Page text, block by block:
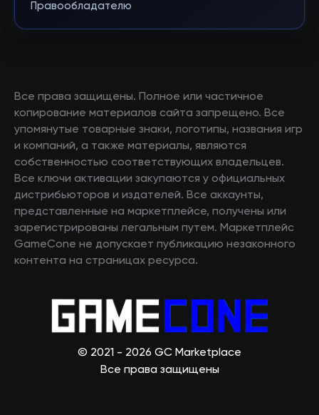
Правообладателю
Все права защищены. Полное или частичное
копирование материалов сайта запрещено. Все
упомянутые товарные знаки, логотипы, названия игр
и компаний, а также материалы, являются
собственностью соответствующих владельцев.
Все ключи активации закупаются у официальных
дистрибьюторов и издателей. Все аккаунты,
представленные на маркетплейсе, получены или
зарегистрированы легальным путем. Маркетплейс
GameCone не допускает публикацию незаконного
контента на страницах ресурса.
© 2021 - 2026 GC Marketplace
Все права защищены